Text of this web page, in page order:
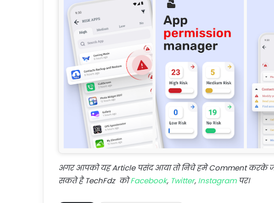
अगर आपको यह Article पसंद आया तो निचे हमे Comment
सकते है TechFdz कोFacebook, Twitter, Instagramपर।